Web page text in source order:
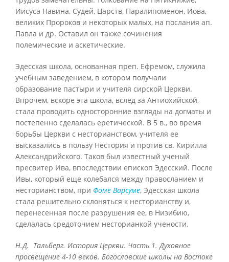
Иисуса Навина, Судей, Царств, Паралипоменон, Иова,
великих Пророков и некоторых малых, на послания ап.
Павла и др. Оставил он также сочинения
полемические и аскетические.
Эдесская школа, основанная преп. Ефремом, служила
учебным заведением, в котором получали
образование пастыри и учителя сирской Церкви.
Впрочем, вскоре эта школа, вслед за Антиохийской,
стала проводить односторонние взгляды на догматы и
постепенно сделалась еретической. В 5 в., во время
борьбы Церкви с несторианством, учителя ее
высказались в пользу Нестория и против св. Кирилла
Александрийского. Таков был известный ученый
пресвитер Ива, впоследствии епископ Эдесский. После
Ивы, который еще колебался между правосланием и
несторианством, при Фоме Варсуме, Эдесская школа
стала решительно склоняться к несторианству и,
перенесенная после разрушения ее, в Низибию,
сделалась средоточием несторианкой учености.
Н.Д. Тальберг. История Церкви. Часть 1. Духовное
просвещение 4-10 веков. Богословские школы на Востоке